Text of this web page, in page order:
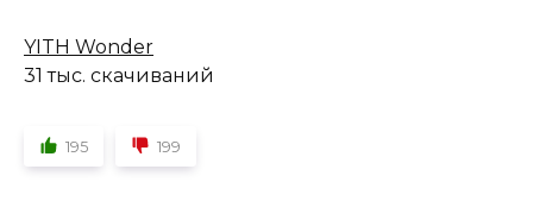
YITH Wonder
31 тыс. скачиваний
195 199